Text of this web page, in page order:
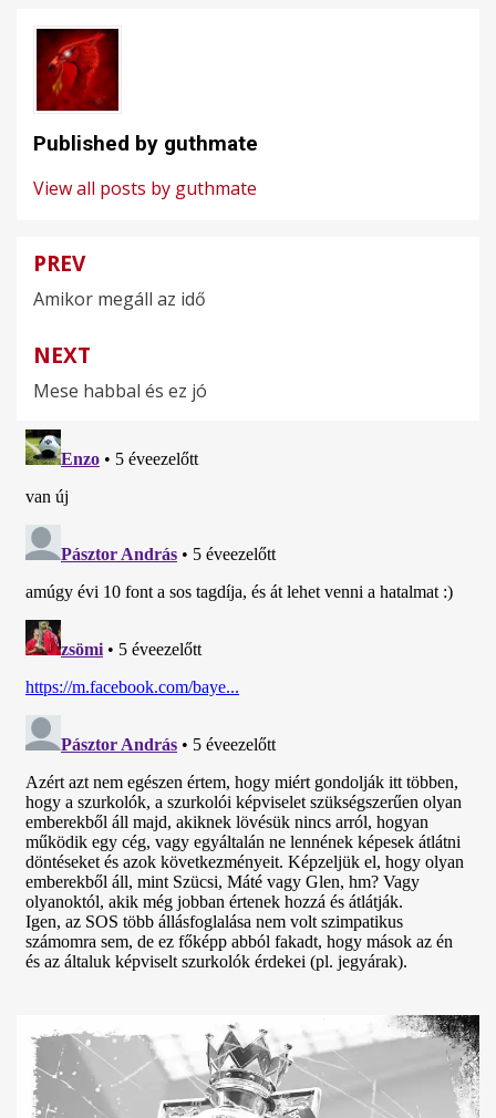
Published by guthmate
View all posts by guthmate
Bejegyzés
navigáció
PREV
Amikor megáll az idő
NEXT
Mese habbal és ez jó